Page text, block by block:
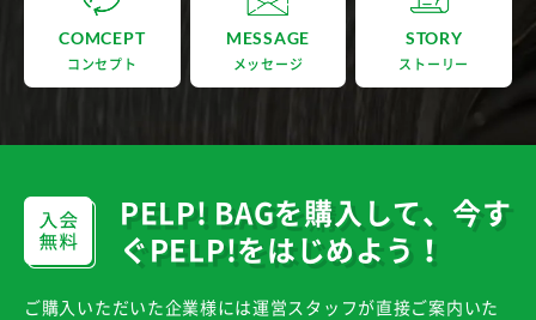
COMCEPT
コンセプト
MESSAGE
メッセージ
STORY
ストーリー
PELP! BAGを購入して、 今す
ぐPELP!をはじめよう！
ご購入いただいた企業様には運営スタッフが直接ご案内いた